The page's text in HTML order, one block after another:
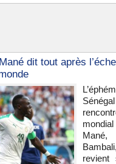
dit tout après
revient